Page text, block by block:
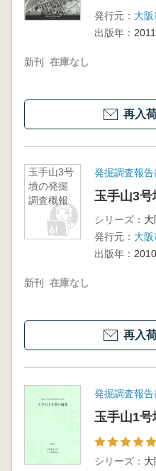
発行元： 大
出版年： 2011
新刊 在庫なし
再入
玉手山3号
墳の発掘
調査概報
発掘調査報告
玉手山3号
シリーズ：
発行元： 大
出版年： 2010
新刊 在庫なし
再入
発掘調査報告
玉手山1号
シリーズ：